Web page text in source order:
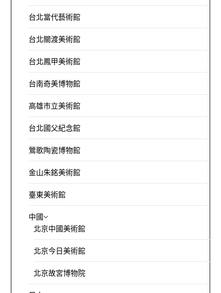
台北當代藝術館
台北關渡美術館
台北鳳甲美術館
台南奇美博物館
高雄市立美術館
台北國父紀念館
鶯歌陶瓷博物館
金山朱銘美術館
臺東美術館
中國
北京中國美術館
北京今日美術館
北京故宮博物院